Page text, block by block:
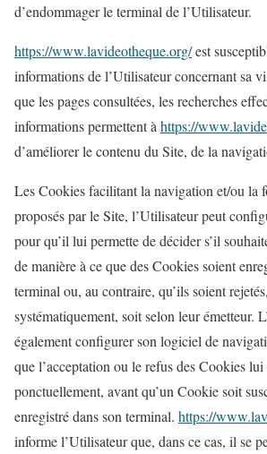
d’endommager le terminal de l’Utilisateur.
https://www.lavideotheque.org/est
informations de l’Utilisateur concernant sa
que les pages consultées, les recherches
informations permettent à https://
d’améliorer le contenu du Site, de la
Les Cookies facilitant la navigation et/ou la
proposés par le Site, l’Utilisateur peut
pour qu’il lui permette de décider s’il
de manière à ce que des Cookies soient
terminal ou, au contraire, qu’ils soient
systématiquement, soit selon leur émetteur.
également configurer son logiciel de
que l’acceptation ou le refus des Cookies
ponctuellement, avant qu’un Cookie soit
enregistré dans son terminal. https://
informe l’Utilisateur que, dans ce cas, il se